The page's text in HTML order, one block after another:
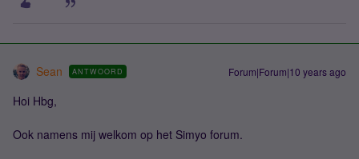
Sean ANTWOORD Forum|Forum|10 years ago
Hoi Hbg,
Ook namens mij welkom op het Simyo forum.